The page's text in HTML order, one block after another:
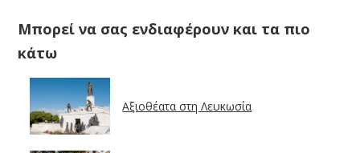
Μπορεί να σας ενδιαφέρουν και τα πιο
κάτω
Αξιοθέατα στη Λευκωσία